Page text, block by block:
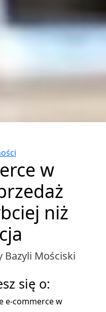
w
niż
Bazyli Mościski
się o:
e-commerce w